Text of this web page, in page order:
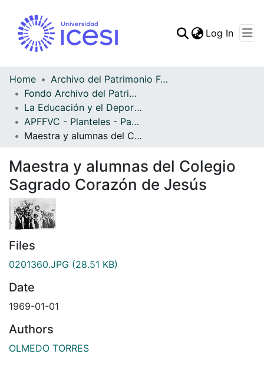
Log In
Home
Archivo del Patrimonio Fotográfico y Fílmico del Valle del Cauca
Fondo Archivo del Patrimonio Fotográfico y Fílmico del Valle del Cauca
La Educación y el Deporte
APFFVC - Planteles - Patrimonial
Maestra y alumnas del Colegio Sagrado Corazón de Jesús
Maestra y alumnas del Colegio
Sagrado Corazón de Jesús
Files
0201360.JPG (28.51 KB)
Date
1969-01-01
Authors
OLMEDO TORRES